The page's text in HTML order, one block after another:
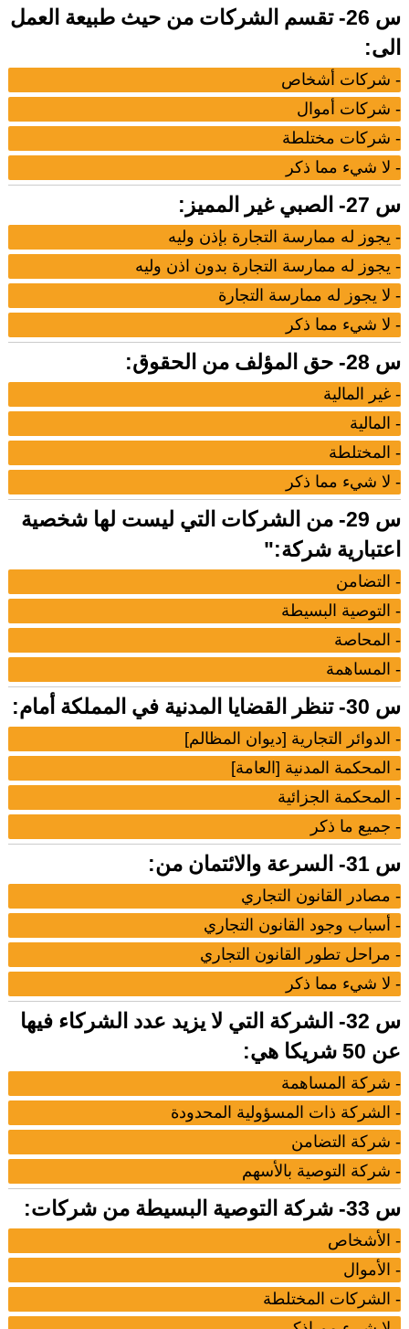
س 26- تقسم الشركات من حيث طبيعة العمل
الى:
- شركات أشخاص
- شركات أموال
- شركات مختلطة
- لا شيء مما ذكر
س 27- الصبي غير المميز:
- يجوز له ممارسة التجارة بإذن وليه
- يجوز له ممارسة التجارة بدون اذن وليه
- لا يجوز له ممارسة التجارة
- لا شيء مما ذكر
س 28- حق المؤلف من الحقوق:
- غير المالية
- المالية
- المختلطة
- لا شيء مما ذكر
س 29- من الشركات التي ليست لها شخصية
اعتبارية شركة:"
- التضامن
- التوصية البسيطة
- المحاصة
- المساهمة
س 30- تنظر القضايا المدنية في المملكة أمام:
- الدوائر التجارية [ديوان المظالم]
- المحكمة المدنية [العامة]
- المحكمة الجزائية
- جميع ما ذكر
س 31- السرعة والائتمان من:
- مصادر القانون التجاري
- أسباب وجود القانون التجاري
- مراحل تطور القانون التجاري
- لا شيء مما ذكر
س 32- الشركة التي لا يزيد عدد الشركاء فيها
عن 50 شريكا هي:
- شركة المساهمة
- الشركة ذات المسؤولية المحدودة
- شركة التضامن
- شركة التوصية بالأسهم
س 33- شركة التوصية البسيطة من شركات:
- الأشخاص
- الأموال
- الشركات المختلطة